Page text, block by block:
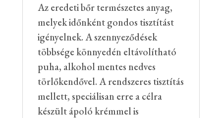
Az eredeti bőr természetes anyag,
melyek időnként gondos tisztítást
igényelnek. A szennyeződések
többsége könnyedén eltávolítható
puha, alkohol mentes nedves
törlőkendővel. A rendszeres tisztítás
mellett, speciálisan erre a célra
készült ápoló krémmel is